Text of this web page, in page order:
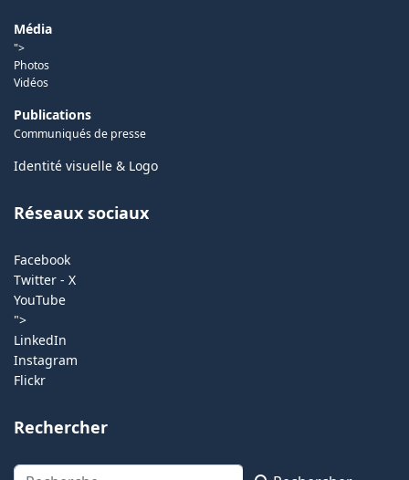
Média
">
Photos
Vidéos
Publications
Communiqués de presse
Identité visuelle & Logo
Réseaux sociaux
Facebook
Twitter - X
YouTube
">
LinkedIn
Instagram
Flickr
Rechercher
Rechercher